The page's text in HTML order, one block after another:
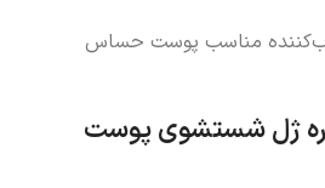
مناسب پوست حساس
ژل شستشوی پوست